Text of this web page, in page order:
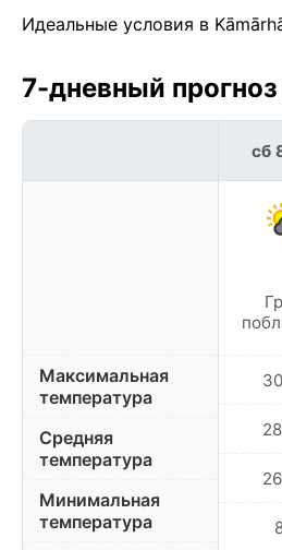
Идеальные условия в
7-дневный
Максимальная
температура
Средняя
температура
Минимальная
температура
сб